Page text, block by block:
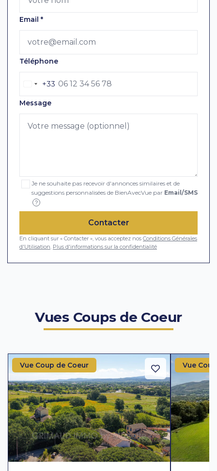
Email *
Téléphone
+33
Message
Je ne souhaite pas recevoir d'annonces similaires et de
suggestions personnalisées de BienAvecVue par Email/SMS
?
Contacter
En cliquant sur « Contacter », vous acceptez nos Conditions Générales
d'Utilisation Plus d'informations sur la confidentialité
Vues Coups de Coeur
Vue Coup de Coeur Vue